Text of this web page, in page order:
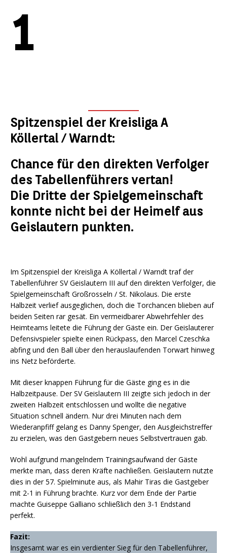
1
Spitzenspiel der Kreisliga A
Köllertal / Warndt:
Chance für den direkten Verfolger
des Tabellenführers vertan!
Die Dritte der Spielgemeinschaft
konnte nicht bei der Heimelf aus
Geislautern punkten.
Im Spitzenspiel der Kreisliga A Köllertal / Warndt traf der
Tabellenführer SV Geislautern III auf den direkten Verfolger, die
Spielgemeinschaft Großrosseln / St. Nikolaus. Die erste
Halbzeit verlief ausgeglichen, doch die Torchancen blieben auf
beiden Seiten rar gesät. Ein vermeidbarer Abwehrfehler des
Heimteams leitete die Führung der Gäste ein. Der Geislauterer
Defensivspieler spielte einen Rückpass, den Marcel Czeschka
abfing und den Ball über den herauslaufenden Torwart hinweg
ins Netz beförderte.
Mit dieser knappen Führung für die Gäste ging es in die
Halbzeitpause. Der SV Geislautern III zeigte sich jedoch in der
zweiten Halbzeit entschlossen und wollte die negative
Situation schnell ändern. Nur drei Minuten nach dem
Wiederanpfiff gelang es Danny Spenger, den Ausgleichstreffer
zu erzielen, was den Gastgebern neues Selbstvertrauen gab.
Wohl aufgrund mangelndem Trainingsaufwand der Gäste
merkte man, dass deren Kräfte nachließen. Geislautern nutzte
dies in der 57. Spielminute aus, als Mahir Tiras die Gastgeber
mit 2-1 in Führung brachte. Kurz vor dem Ende der Partie
machte Guiseppe Galliano schließlich den 3-1 Endstand
perfekt.
Fazit:
Insgesamt war es ein verdienter Sieg für den Tabellenführer,